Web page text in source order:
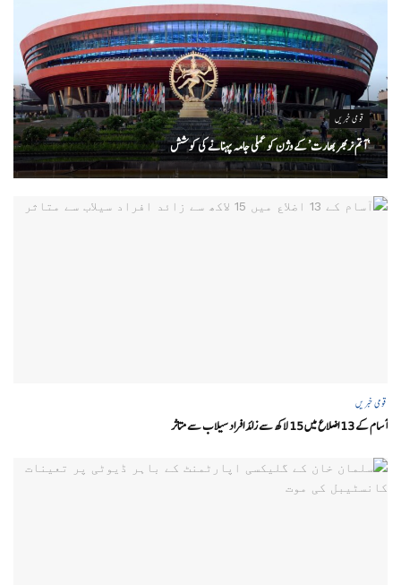
قومی خبریں
‘ آتم نربھر بھارت’ کے وژن کو عملی جامہ پہنانے کی کوشش
قومی خبریں
آسام کے 13 اضلاع میں 15 لاکھ سے زائد افراد سیلاب سے متاثر